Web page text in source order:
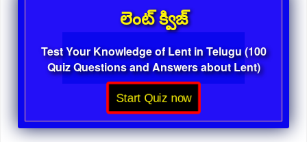
లెంట్ క్విజ్
Test Your Knowledge of Lent in Telugu (100
Quiz Questions and Answers about Lent)
Start Quiz now